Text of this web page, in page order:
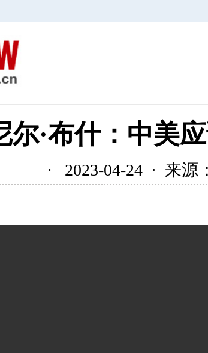
尔·布什：中美
· 2023-04-24 · 来源